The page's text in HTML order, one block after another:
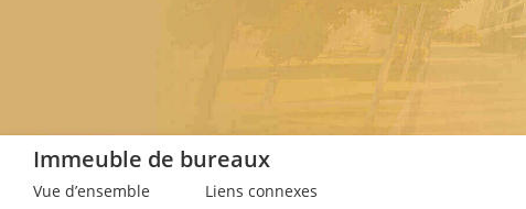
Immeuble de bureaux
Vue d’ensemble Liens connexes